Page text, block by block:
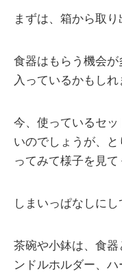
まずは、箱から取り
食器はもらう機会
入っているかもしれ
今、使っているセ
いのでしょうが、
ってみて様子を見て
しまいっぱなしにし
茶碗や小鉢は、食
ンドルホルダー、ハ